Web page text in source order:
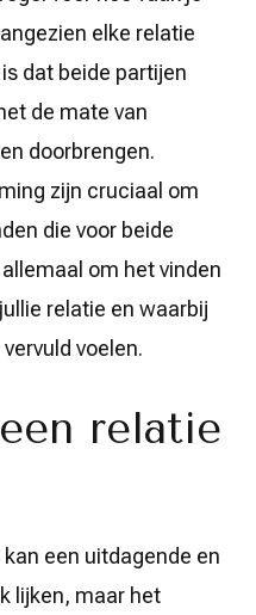
elke relatie
dat beide partijen
de mate van
doorbrengen.
zijn cruciaal om
die voor beide
om het vinden
relatie en waarbij
voelen.
relatie
een uitdagende en
lijken, maar het